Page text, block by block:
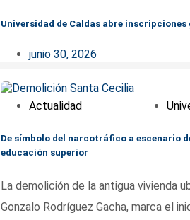
Universidad de Caldas abre
junio 30, 2026
Actualidad
De símbolo del narcotráfico a escenario
educación superior
La demolición de la antigua vivienda
Gonzalo Rodríguez Gacha, marca el